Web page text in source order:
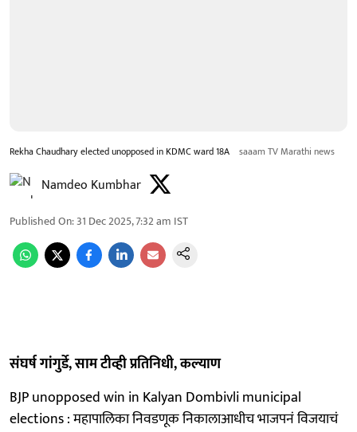
Rekha Chaudhary elected unopposed in KDMC ward 18A saaam TV Marathi news
Namdeo Kumbhar
Published On:31 Dec 2025, 7:32 am IST
संघर्ष गांगुर्डे, साम टीव्ही प्रतिनिधी, कल्याण
BJP unopposed win in Kalyan Dombivli municipal
elections : महापालिका निवडणूक निकालाआधीच भाजपनं विजयाचं